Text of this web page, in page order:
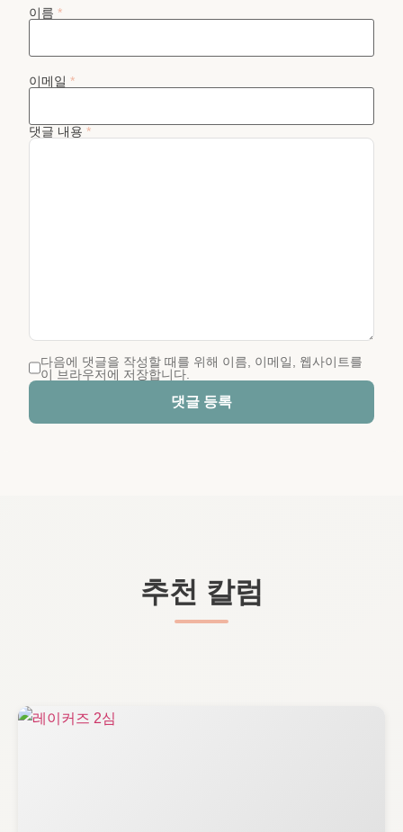
이름 *
이메일 *
댓글 내용 *
다음에 댓글을 작성할 때를 위해 이름, 이메일, 웹사이트를
이 브라우저에 저장합니다.
댓글 등록
추천 칼럼